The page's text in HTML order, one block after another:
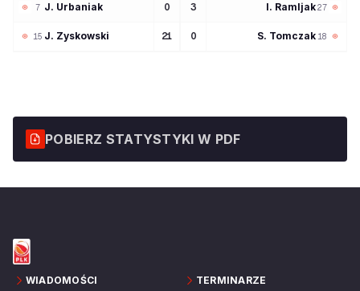
7 J Urbaniak 0
15 J Zyskowski 21
27
I Ramljak
3
18
S Tomczak
0
POBIERZ STATYSTYKI W PDF
WIADOMOŚCI TERMINARZE